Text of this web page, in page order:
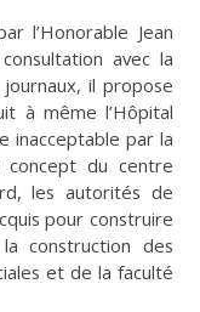
l’Honorable Jean
avec la
il propose
à même l’Hôpital
inacceptable par la
du centre
les autorités de
pour construire
construction des
et de la faculté